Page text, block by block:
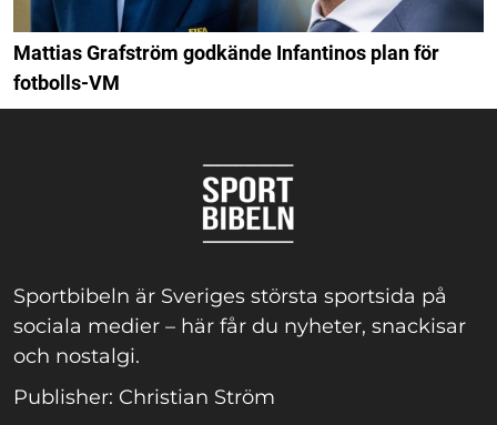
Mattias Grafström godkände Infantinos plan för
fotbolls-VM
Sportbibeln är Sveriges största sportsida på
sociala medier – här får du nyheter, snackisar
och nostalgi.
Publisher: Christian Ström